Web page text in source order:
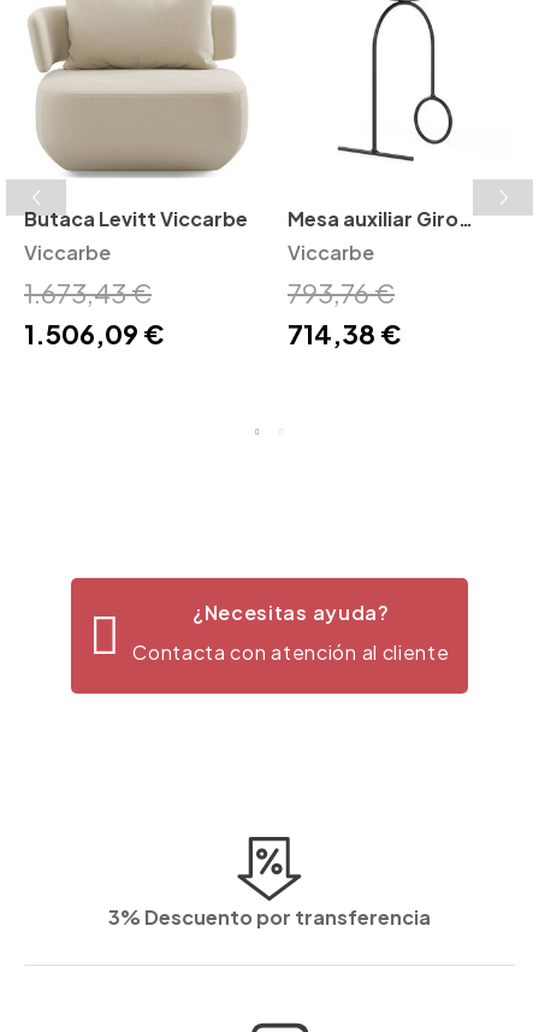
Butaca Levitt Viccarbe
Viccarbe
1.673,43 €
1.506,09 €
Mesa auxiliar Giro
Viccarbe
Viccarbe
793,76 €
714,38 €
¿Necesitas ayuda?
Contacta con atención al cliente
3% Descuento por transferencia